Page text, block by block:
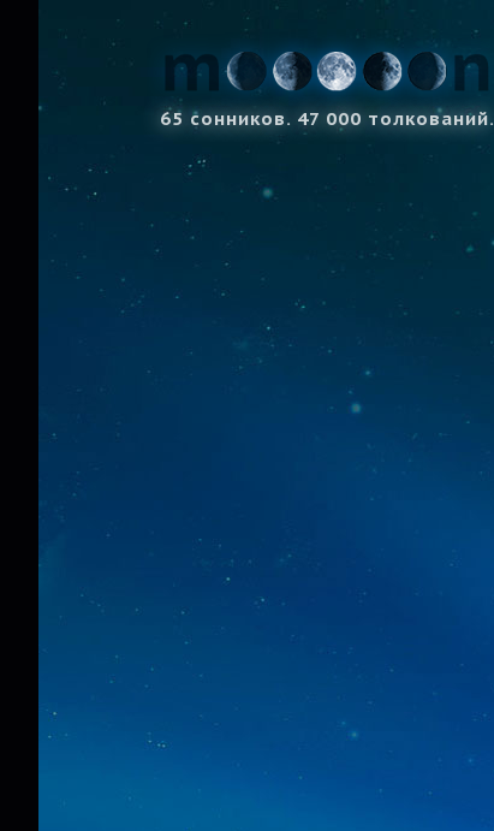
65 сонников. 47 000 толкований.